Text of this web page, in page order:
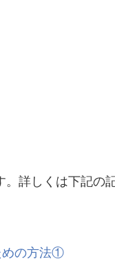
。詳しくは下記の
めの方法①